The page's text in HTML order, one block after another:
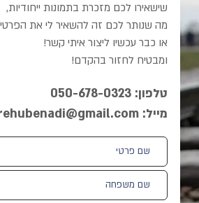
שישאירו לכם מזכרת בתמונות ייחודיות,
מה שנותר לכם זה להשאיר לי את
או כבר עכשיו ליצור איתי קשר!
ומבטיח לחזור בהקדם!
טלפון: 050-678-0323
מייל: